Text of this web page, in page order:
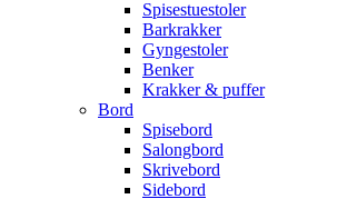
Spisestuestoler
Barkrakker
Gyngestoler
Benker
Krakker & puffer
Bord
Spisebord
Salongbord
Skrivebord
Sidebord